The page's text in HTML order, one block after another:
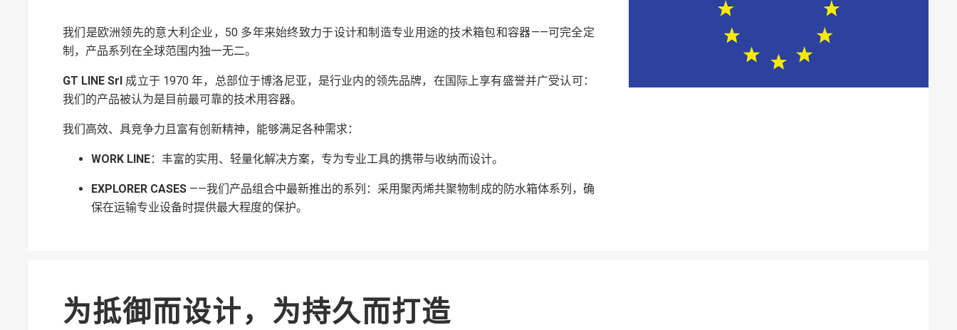
我们是欧洲领先的意大利企业，50 多年来始终致力于设计和制造专业用途的技术箱包和容器——可完全定
制，产品系列在全球范围内独一无二。
GT LINE Srl 成立于 1970 年，总部位于博洛尼亚，是行业内的领先品牌，在国际上享有盛誉并广受认可：
我们的产品被认为是目前最可靠的技术用容器。
我们高效、具竞争力且富有创新精神，能够满足各种需求：
WORK LINE：丰富的实用、轻量化解决方案，专为专业工具的携带与收纳而设计。
EXPLORER CASES ——我们产品组合中最新推出的系列：采用聚丙烯共聚物制成的防水箱体系列，确
保在运输专业设备时提供最大程度的保护。
为抵御而设计，为持久而打造